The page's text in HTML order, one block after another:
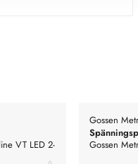
VT LED 2-
Gossen
Gossen